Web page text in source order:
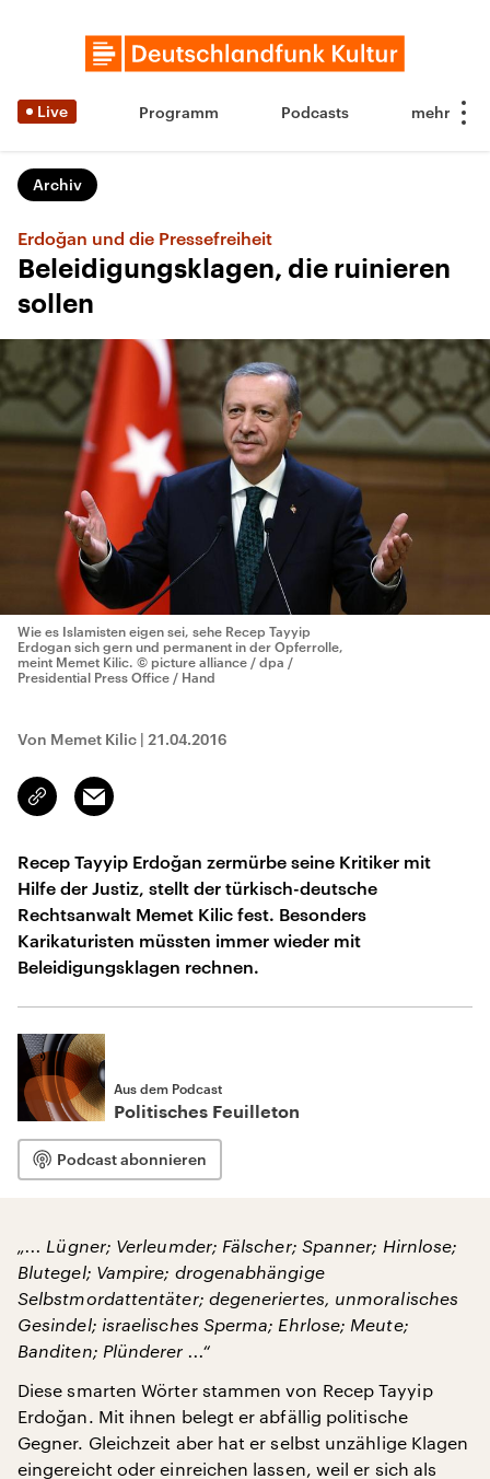
Live Programm Podcasts
Archiv
Erdoğan und die Pressefreiheit
Beleidigungsklagen, die ruinieren
sollen
Wie es Islamisten eigen sei, sehe Recep Tayyip
Erdogan sich gern und permanent in der Opferrolle,
meint Memet Kilic. © picture alliance / dpa /
Presidential Press Office / Hand
Von Memet Kilic | 21.04.2016
Link
kopieren/teilen
Email
Recep Tayyip Erdoğan zermürbe seine Kritiker mit
Hilfe der Justiz, stellt der türkisch-deutsche
Rechtsanwalt Memet Kilic fest. Besonders
Karikaturisten müssten immer wieder mit
Beleidigungsklagen rechnen.
Aus dem Podcast
Politisches Feuilleton
Podcast abonnieren
„... Lügner; Verleumder; Fälscher; Spanner; Hirnlose;
Blutegel; Vampire; drogenabhängige
Selbstmordattentäter; degeneriertes, unmoralisches
Gesindel; israelisches Sperma; Ehrlose; Meute;
Banditen; Plünderer ...“
Diese smarten Wörter stammen von Recep Tayyip
Erdoğan. Mit ihnen belegt er abfällig politische
Gegner. Gleichzeit aber hat er selbst unzählige Klagen
eingereicht oder einreichen lassen, weil er sich als